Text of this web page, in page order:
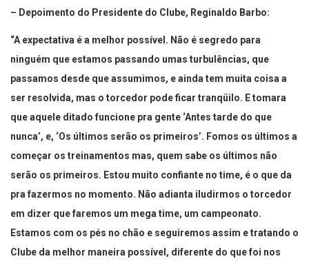
– Depoimento do Presidente do Clube, Reginaldo Barbo:
“A expectativa é a melhor possível. Não é segredo para
ninguém que estamos passando umas turbulências, que
passamos desde que assumimos, e ainda tem muita coisa a
ser resolvida, mas o torcedor pode ficar tranqüilo. E tomara
que aquele ditado funcione pra gente ‘Antes tarde do que
nunca’, e, ‘Os últimos serão os primeiros’. Fomos os últimos a
começar os treinamentos mas, quem sabe os últimos não
serão os primeiros. Estou muito confiante no time, é o que da
pra fazermos no momento. Não adianta iludirmos o torcedor
em dizer que faremos um mega time, um campeonato.
Estamos com os pés no chão e seguiremos assim e tratando o
Clube da melhor maneira possível, diferente do que foi nos